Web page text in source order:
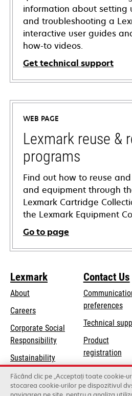
information about setting
and troubleshooting a
interactive user guides
how-to videos.
Get technical support
opens
in
new
tab
WEB PAGE
Lexmark reuse &
programs
Find out how to reuse
and equipment through
Lexmark Cartridge
the Lexmark Equipment
Go to page
Lexmark
About
Careers
Corporate Social
Responsibilityopens
a
new
tab
Sustainability
Lexmark Partners
Contact Us
preferences
Technical
Product
registration
Find a dealer
List of
Făcând clic pe „Acceptați toate cookie-
stocarea cookie-urilor pe dispozitivul